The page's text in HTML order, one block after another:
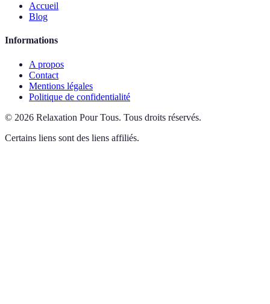
Accueil
Blog
Informations
A propos
Contact
Mentions légales
Politique de confidentialité
© 2026 Relaxation Pour Tous. Tous droits réservés.
Certains liens sont des liens affiliés.